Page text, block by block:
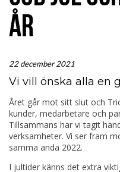
ÅR
22 december 2021
Vi vill önska alla en
Året går mot sitt slut och
kunder, medarbetare och
Tillsammans har vi tagit
verksamheter. Vi ser fram
samma anda 2022.
I jultider känns det extra